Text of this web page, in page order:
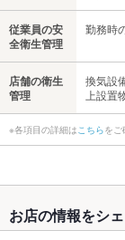
従業員の安
全衛生管理
勤務時
店舗の衛生
管理
換気設
上設置
※各項目の詳細は こちらをご
禁煙・喫煙 全席禁
お店の情報をシ